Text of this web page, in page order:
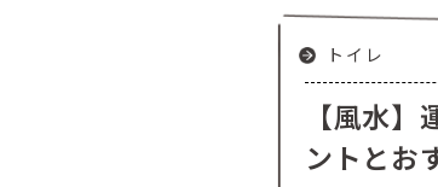
トイレ
【風水
ントとお